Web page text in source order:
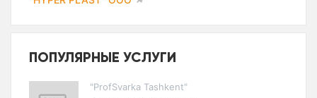
ПОПУЛЯРНЫЕ УСЛУГИ
"ProfSvarka Tashkent"